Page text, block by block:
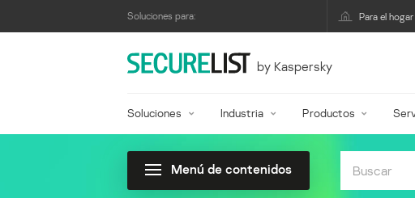
Soluciones para: Para el
by Kaspersky
Soluciones Industria Productos
Menú de contenidos